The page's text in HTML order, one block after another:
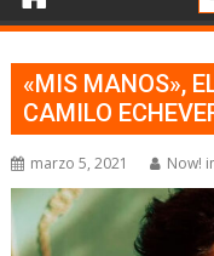
«MIS MANOS»,
CAMILO
marzo 5, 2021 Now!